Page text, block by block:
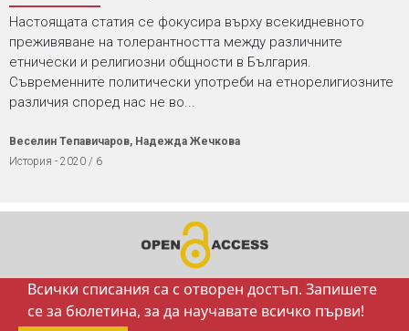
Настоящата статия се фокусира върху всекидневното
преживяване на толерантността между различните
етнически и религиозни общности в България.
Съвременните политически употреби на етнорелигиозните
различия според нас не во...
Веселин Тепавичаров, Надежда Жечкова
История - 2020 / 6
Всички списания са с отворен достъп. Запишете
се за бюлетина, за да научавате всичко първи!